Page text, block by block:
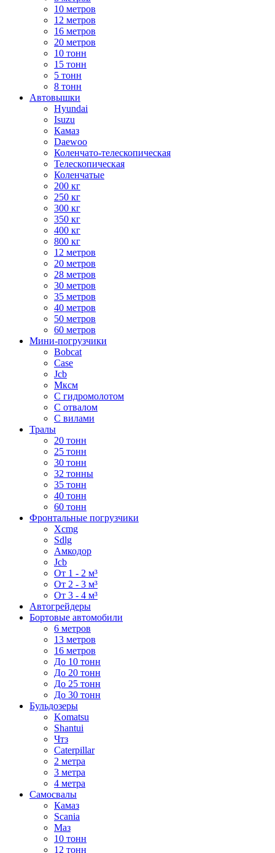
10 метров
12 метров
16 метров
20 метров
10 тонн
15 тонн
5 тонн
8 тонн
Автовышки
Hyundai
Isuzu
Камаз
Daewoo
Коленчато-телескопическая
Телескопическая
Коленчатые
200 кг
250 кг
300 кг
350 кг
400 кг
800 кг
12 метров
20 метров
28 метров
30 метров
35 метров
40 метров
50 метров
60 метров
Мини-погрузчики
Bobcat
Case
Jcb
Мксм
С гидромолотом
С отвалом
С вилами
Тралы
20 тонн
25 тонн
30 тонн
32 тонны
35 тонн
40 тонн
60 тонн
Фронтальные погрузчики
Xcmg
Sdlg
Амкодор
Jcb
От 1 - 2 м³
От 2 - 3 м³
От 3 - 4 м³
Автогрейдеры
Бортовые автомобили
6 метров
13 метров
16 метров
До 10 тонн
До 20 тонн
До 25 тонн
До 30 тонн
Бульдозеры
Komatsu
Shantui
Чтз
Caterpillar
2 метра
3 метра
4 метра
Самосвалы
Камаз
Scania
Маз
10 тонн
12 тонн